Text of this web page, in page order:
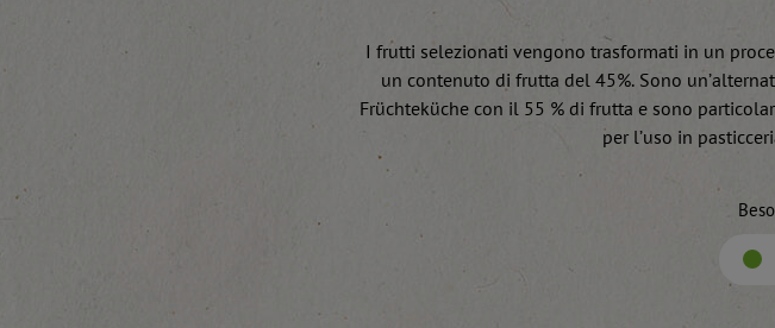
I frutti selezionati vengono trasformati in un
un contenuto di frutta del 45%. Sono
Früchteküche con il 55 % di frutta e sono
per l’uso in